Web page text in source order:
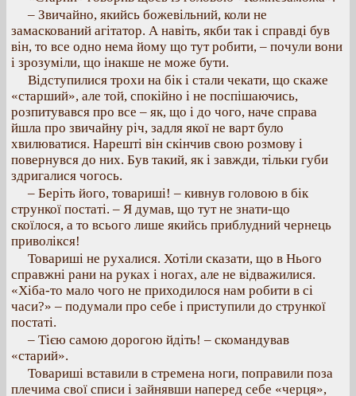
– Звичайно, якийсь божевільний, коли не
замаскований агітатор. А навіть, якби так і справді був
він, то все одно нема йому що тут робити, – почули вони
і зрозуміли, що інакше не може бути.
Відступилися трохи на бік і стали чекати, що скаже
«старший», але той, спокійно і не поспішаючись,
розпитувався про все – як, що і до чого, наче справа
йшла про звичайну річ, задля якої не варт було
хвилюватися. Нарешті він скінчив свою розмову і
повернувся до них. Був такий, як і завжди, тільки губи
здригалися чогось.
– Беріть його, товариші! – кивнув головою в бік
стрункої постаті. – Я думав, що тут не знати-що
скоїлося, а то всього лише якийсь приблудний чернець
приволікся!
Товариші не рухалися. Хотіли сказати, що в Нього
справжні рани на руках і ногах, але не відважилися.
«Хіба-то мало чого не приходилося нам робити в сі
часи?» – подумали про себе і приступили до стрункої
постаті.
– Тією самою дорогою йдіть! – скомандував
«старий».
Товариші вставили в стремена ноги, поправили поза
плечима свої списи і зайнявши наперед себе «черця»,